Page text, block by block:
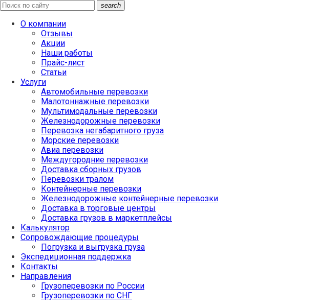
search
О компании
Отзывы
Акции
Наши работы
Прайс-лист
Статьи
Услуги
Автомобильные перевозки
Малотоннажные перевозки
Мультимодальные перевозки
Железнодорожные перевозки
Перевозка негабаритного груза
Морские перевозки
Авиа перевозки
Междугородние перевозки
Доставка сборных грузов
Перевозки тралом
Контейнерные перевозки
Железнодорожные контейнерные перевозки
Доставка в торговые центры
Доставка грузов в маркетплейсы
Калькулятор
Сопровождающие процедуры
Погрузка и выгрузка груза
Экспедиционная поддержка
Контакты
Направления
Грузоперевозки по России
Грузоперевозки по СНГ